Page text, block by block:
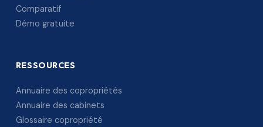
Comparatif
Démo gratuite
RESSOURCES
Annuaire des copropriétés
Annuaire des cabinets
Glossaire copropriété